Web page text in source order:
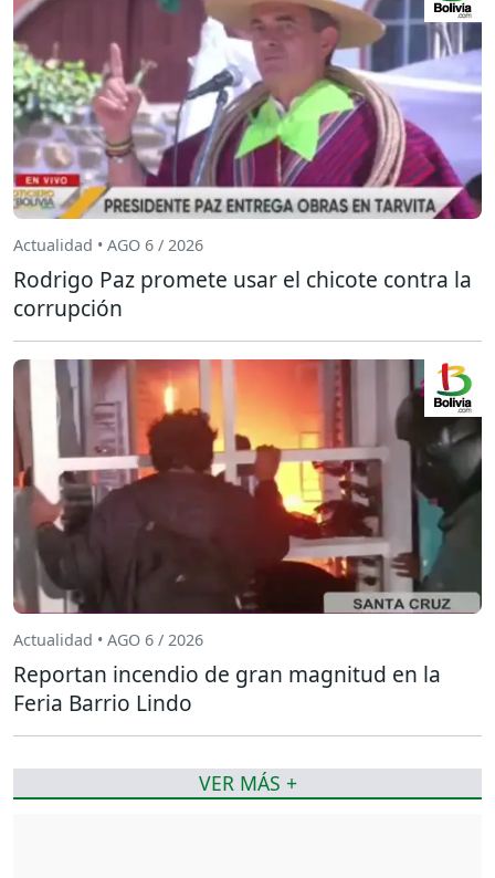
Actualidad • AGO 6 / 2026
Rodrigo Paz promete usar el chicote contra la
corrupción
Actualidad • AGO 6 / 2026
Reportan incendio de gran magnitud en la
Feria Barrio Lindo
VER MÁS +